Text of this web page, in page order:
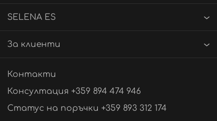
SELENA ES
За клиенти
Контакти
Консултация +359 894 474 946
Статус на поръчки +359 893 312 174